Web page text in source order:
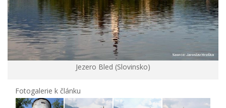
Jezero Bled (Slovinsko)
Fotogalerie k článku